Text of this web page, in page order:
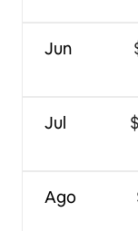
Jun
Jul
Ago